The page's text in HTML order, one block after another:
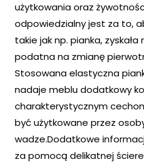
użytkowania oraz
odpowiedzialny jest za to,
takie jak np. pianka,
podatna na zmianę
Stosowana elastyczna
nadaje meblu dodatkowy
charakterystycznym
być użytkowane przez
wadze.Dodatkowe
za pomocą delikatnej